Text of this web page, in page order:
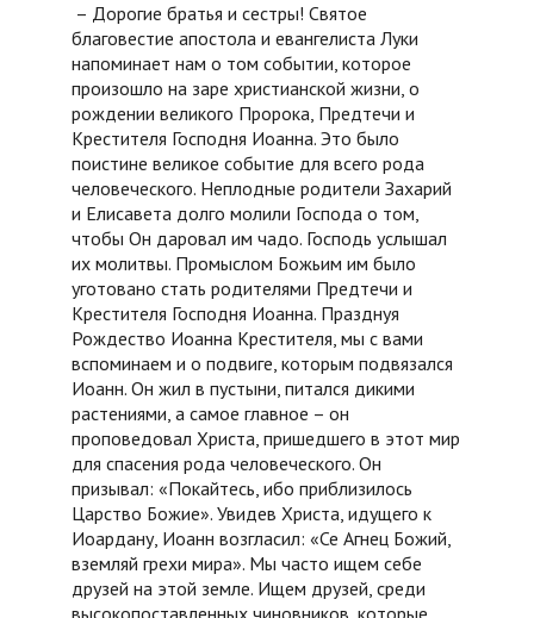
– Дорогие братья и сестры! Святое
благовестие апостола и евангелиста Луки
напоминает нам о том событии, которое
произошло на заре христианской жизни, о
рождении великого Пророка, Предтечи и
Крестителя Господня Иоанна. Это было
поистине великое событие для всего рода
человеческого. Неплодные родители Захарий
и Елисавета долго молили Господа о том,
чтобы Он даровал им чадо. Господь услышал
их молитвы. Промыслом Божьим им было
уготовано стать родителями Предтечи и
Крестителя Господня Иоанна. Празднуя
Рождество Иоанна Крестителя, мы с вами
вспоминаем и о подвиге, которым подвязался
Иоанн. Он жил в пустыни, питался дикими
растениями, а самое главное – он
проповедовал Христа, пришедшего в этот мир
для спасения рода человеческого. Он
призывал: «Покайтесь, ибо приблизилось
Царство Божие». Увидев Христа, идущего к
Иоардану, Иоанн возгласил: «Се Агнец Божий,
вземляй грехи мира». Мы часто ищем себе
друзей на этой земле. Ищем друзей, среди